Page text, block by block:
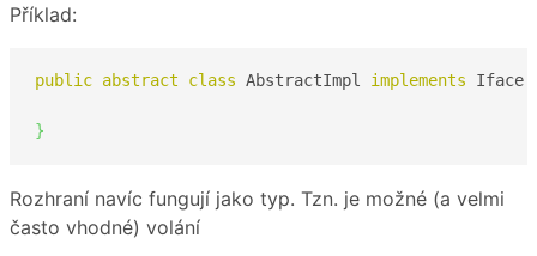
Příklad:
public abstract class AbstractImpl implements Iface
}
Rozhraní navíc fungují jako typ. Tzn. je možné (a velmi
často vhodné) volání